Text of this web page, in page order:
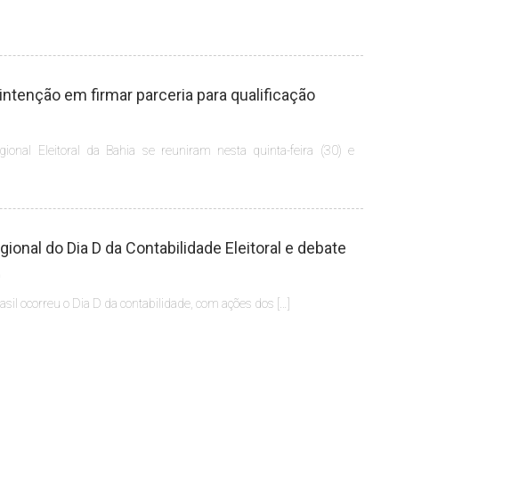
em firmar parceria para qualificação
Eleitoral da Bahia se reuniram nesta quinta-feira (30) e
do Dia D da Contabilidade Eleitoral e debate
ocorreu o Dia D da contabilidade, com ações dos […]